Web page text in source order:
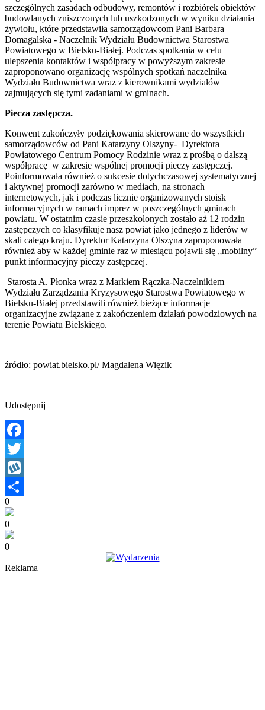
szczególnych zasadach odbudowy, remontów i rozbiórek obiektów
budowlanych zniszczonych lub uszkodzonych w wyniku działania
żywiołu, które przedstawiła samorządowcom Pani Barbara
Domagalska - Naczelnik Wydziału Budownictwa Starostwa
Powiatowego w Bielsku-Białej. Podczas spotkania w celu
ulepszenia kontaktów i współpracy w powyższym zakresie
zaproponowano organizację wspólnych spotkań naczelnika
Wydziału Budownictwa wraz z kierownikami wydziałów
zajmujących się tymi zadaniami w gminach.
Piecza zastępcza.
Konwent zakończyły podziękowania skierowane do wszystkich
samorządowców od Pani Katarzyny Olszyny- Dyrektora
Powiatowego Centrum Pomocy Rodzinie wraz z prośbą o dalszą
współpracę w zakresie wspólnej promocji pieczy zastępczej.
Poinformowała również o sukcesie dotychczasowej systematycznej
i aktywnej promocji zarówno w mediach, na stronach
internetowych, jak i podczas licznie organizowanych stoisk
informacyjnych w ramach imprez w poszczególnych gminach
powiatu. W ostatnim czasie przeszkolonych zostało aż 12 rodzin
zastępczych co klasyfikuje nasz powiat jako jednego z liderów w
skali całego kraju. Dyrektor Katarzyna Olszyna zaproponowała
również aby w każdej gminie raz w miesiącu pojawił się „mobilny”
punkt informacyjny pieczy zastępczej.
Starosta A. Płonka wraz z Markiem Rączka-Naczelnikiem
Wydziału Zarządzania Kryzysowego Starostwa Powiatowego w
Bielsku-Białej przedstawili również bieżące informacje
organizacyjne związane z zakończeniem działań powodziowych na
terenie Powiatu Bielskiego.
źródło: powiat.bielsko.pl/ Magdalena Więzik
Udostępnij
Facebook
Twitter
Wykop
Share
0
0
0
Reklama